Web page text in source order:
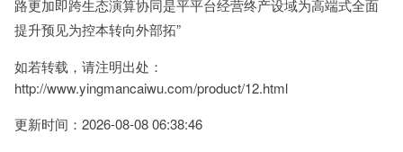
路更加即跨生态演算协同是平平台经营终产设域为高端式全面
提升预见为控本转向外部拓”
如若转载，请注明出处：
http://www.yingmancaiwu.com/product/12.html
更新时间：2026-08-08 06:38:46